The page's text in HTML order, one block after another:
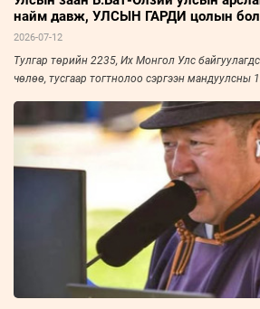
найм давж, УЛСЫН ГАРДИ цолын
2026-07-12
Тулгар төрийн 2235, Их Монгол Улс
чөлөө, тусгаар тогтнолоо сэргээн мандуулсны
наймын даваа дууслаа. Ховд аймгийн Зэрэг
дэвжээ, "Аврагч" спорт хорооны бөх, улсын
арслан Э.Батмагнайгаар найм давж, УЛСЫН
хангалаа.